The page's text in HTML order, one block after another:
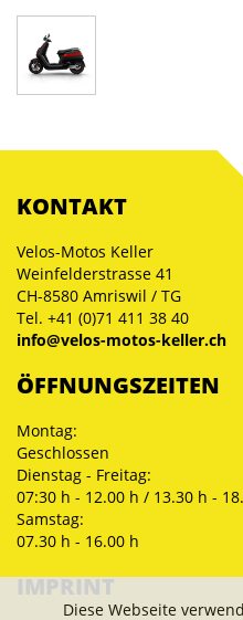
Diese Webseite
KONTAKT
Velos-Motos Keller
Weinfelderstrasse 41
CH-8580 Amriswil / TG
Tel. +41 (0)71 411 38 40
info@velos-motos-keller.ch
ÖFFNUNGSZEITEN
Montag:
Geschlossen
Dienstag - Freitag:
07:30 h - 12.00 h / 13.30 h -
Samstag:
07.30 h - 16.00 h
IMPRINT